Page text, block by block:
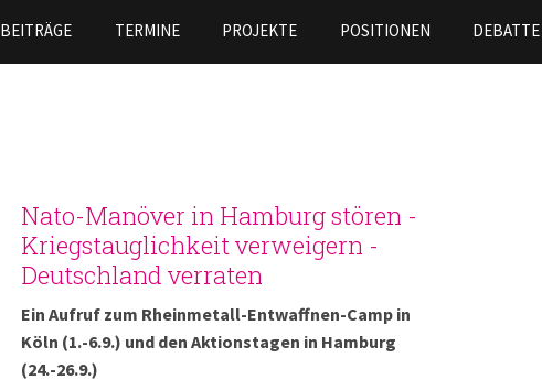
main
content
BEITRÄGE TERMINE PROJEKTE POSITIONEN DEBATTE
Nato-Manöver in Hamburg stören -
Kriegstauglichkeit verweigern -
Deutschland verraten
Ein Aufruf zum Rheinmetall-Entwaffnen-Camp in
Köln (1.-6.9.) und den Aktionstagen in Hamburg
(24.-26.9.)